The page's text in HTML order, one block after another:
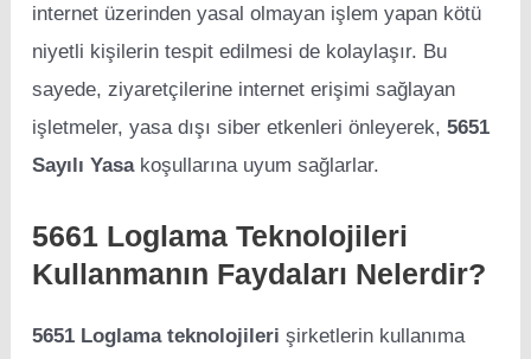
internet üzerinden yasal olmayan işlem yapan kötü
niyetli kişilerin tespit edilmesi de kolaylaşır. Bu
sayede, ziyaretçilerine internet erişimi sağlayan
işletmeler, yasa dışı siber etkenleri önleyerek, 5651
Sayılı Yasakoşullarına uyum sağlarlar.
5661 Loglama Teknolojileri
Kullanmanın Faydaları Nelerdir?
5651 Loglama teknolojileri şirketlerin kullanıma